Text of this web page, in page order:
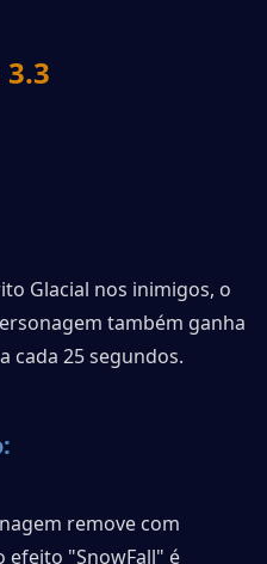
Glacial nos inimigos, o
também ganha
cada 25 segundos.
remove com
efeito "SnowFall" é